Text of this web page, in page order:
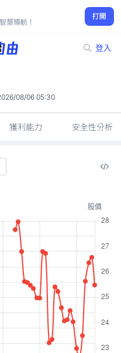
慧導航！
打開
登入
08/06 05:30
獲利能力 安全性分析